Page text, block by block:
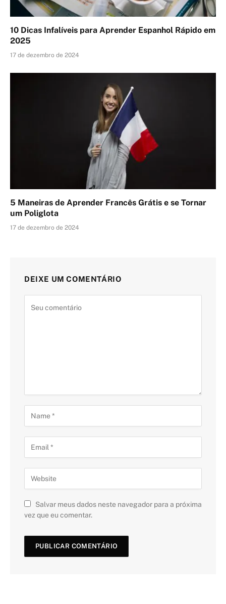
10 Dicas Infalíveis para Aprender Espanhol Rápido em
2025
17 de dezembro de 2024
5 Maneiras de Aprender Francês Grátis e se Tornar
um Poliglota
17 de dezembro de 2024
DEIXE UM COMENTÁRIO
Salvar meus dados neste navegador para a próxima
vez que eu comentar.